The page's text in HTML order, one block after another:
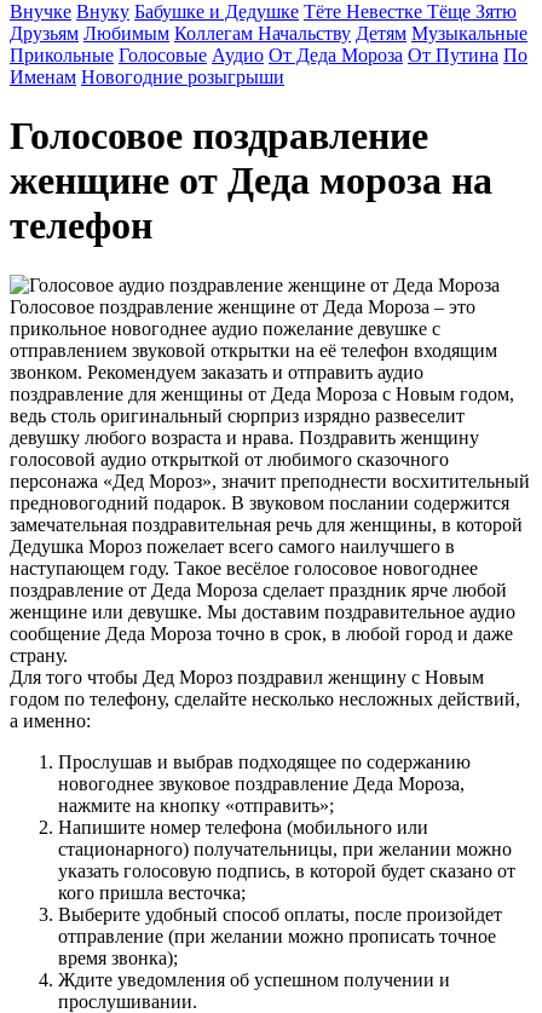
Внучке Внуку Бабушке и Дедушке Тёте Невестке Тёще Зятю
Друзьям Любимым Коллегам Начальству Детям Музыкальные
Прикольные Голосовые Аудио От Деда Мороза От Путина По
Именам Новогодние розыгрыши
Голосовое поздравление
женщине от Деда мороза на
телефон
Голосовое поздравление женщине от Деда Мороза – это
прикольное новогоднее аудио пожелание девушке с
отправлением звуковой открытки на её телефон входящим
звонком. Рекомендуем заказать и отправить аудио
поздравление для женщины от Деда Мороза с Новым годом,
ведь столь оригинальный сюрприз изрядно развеселит
девушку любого возраста и нрава. Поздравить женщину
голосовой аудио открыткой от любимого сказочного
персонажа «Дед Мороз», значит преподнести восхитительный
предновогодний подарок. В звуковом послании содержится
замечательная поздравительная речь для женщины, в которой
Дедушка Мороз пожелает всего самого наилучшего в
наступающем году. Такое весёлое голосовое новогоднее
поздравление от Деда Мороза сделает праздник ярче любой
женщине или девушке. Мы доставим поздравительное аудио
сообщение Деда Мороза точно в срок, в любой город и даже
страну.
Для того чтобы Дед Мороз поздравил женщину с Новым
годом по телефону, сделайте несколько несложных действий,
а именно:
Прослушав и выбрав подходящее по содержанию
новогоднее звуковое поздравление Деда Мороза,
нажмите на кнопку «отправить»;
Напишите номер телефона (мобильного или
стационарного) получательницы, при желании можно
указать голосовую подпись, в которой будет сказано от
кого пришла весточка;
Выберите удобный способ оплаты, после произойдет
отправление (при желании можно прописать точное
время звонка);
Ждите уведомления об успешном получении и
прослушивании.